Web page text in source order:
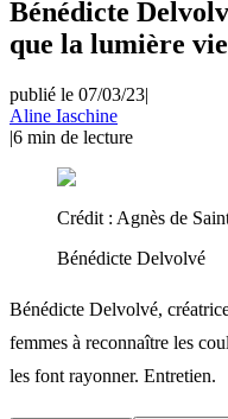
Bénédicte
que la lumière
publié le 07/03/23|
Aline Iaschine
|6 min de lecture
Crédit : Agnès de
Bénédicte Delvolvé
Bénédicte Delvolvé,
femmes à reconnaître les
les font rayonner. Entretien.